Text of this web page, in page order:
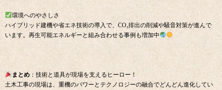
環境へのやさしさ
ハイブリッド建機や省エネ技術の導入で、CO₂排出の削減や騒音対策が進んで
います。再生可能エネルギーと組み合わせる事例も増加中
まとめ：技術と道具が現場を支えるヒーロー！
土木工事の現場は、重機のパワーとテクノロジーの融合でどんどん進化してい